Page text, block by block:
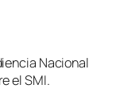
Nacional
el SMI.